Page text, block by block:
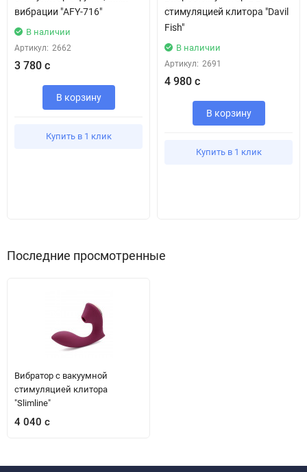
вибрации "AFY-716"
В наличии
Артикул: 2662
3 780 с
В корзину
Купить в 1 клик
стимуляцией клитора "Davil
Fish"
В наличии
Артикул: 2691
4 980 с
В корзину
Купить в 1 клик
Последние просмотренные
Вибратор с вакуумной
стимуляцией клитора
"Slimline"
4 040 с